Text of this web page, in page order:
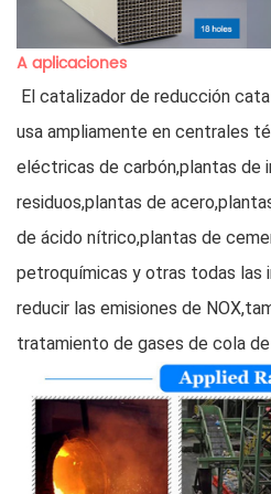
Aaplicaciones
usa ampliamente en centrales
eléctricas de carbón,plantas de
residuos,plantas de
de ácido nítrico,plantas de
petroquímicas y otras todas las
reducir las emisiones de
tratamiento de gases de cola